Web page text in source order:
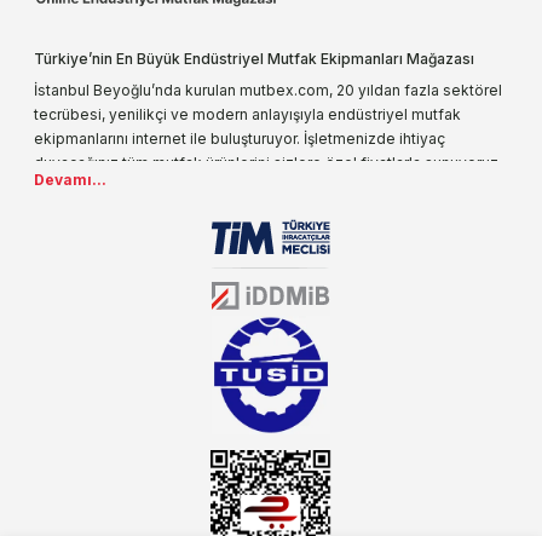
Türkiye’nin En Büyük Endüstriyel Mutfak Ekipmanları Mağazası
İstanbul Beyoğlu’nda kurulan mutbex.com, 20 yıldan fazla sektörel
tecrübesi, yenilikçi ve modern anlayışıyla endüstriyel mutfak
ekipmanlarını internet ile buluşturuyor. İşletmenizde ihtiyaç
duyacağınız tüm mutfak ürünlerini sizlere özel fiyatlarla sunuyoruz.
Endüstriyel mutfak malzemesi deyince akla gelen ilk adreslerden
sektörün farklı alanlarında da faliyet gösteren mutbex.com,
Öztiryakiler resmi bayisidir. Öztiryakiler ürünleri üzerinde büyük bir
donanıma sahip ekibi ile müşterilerine koşulsuz destek sunan
mutbex.com ile endüstriyel mutfak malzemeleri konusunda
alacağınız hizmet standartların her zaman üstünde olacaktır.
Devamı...